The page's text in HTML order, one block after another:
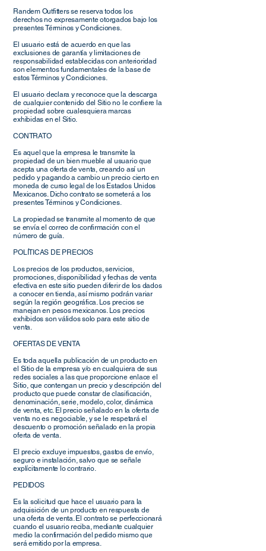
Randem Outfitters se reserva todos los
derechos no expresamente otorgados bajo los
presentes Términos y Condiciones.
El usuario está de acuerdo en que las
exclusiones de garantía y limitaciones de
responsabilidad establecidas con anterioridad
son elementos fundamentales de la base de
estos Términos y Condiciones.
El usuario declara y reconoce que la descarga
de cualquier contenido del Sitio no le confiere la
propiedad sobre cualesquiera marcas
exhibidas en el Sitio.
CONTRATO
Es aquel que la empresa le transmite la
propiedad de un bien mueble al usuario que
acepta una oferta de venta, creando así un
pedido y pagando a cambio un precio cierto en
moneda de curso legal de los Estados Unidos
Mexicanos. Dicho contrato se someterá a los
presentes Términos y Condiciones.
La propiedad se transmite al momento de que
se envía el correo de confirmación con el
número de guía.
POLÍTICAS DE PRECIOS
Los precios de los productos, servicios,
promociones, disponibilidad y fechas de venta
efectiva en este sitio pueden diferir de los dados
a conocer en tienda, así mismo podrán variar
según la región geográfica. Los precios se
manejan en pesos mexicanos. Los precios
exhibidos son válidos solo para este sitio de
venta.
OFERTAS DE VENTA
Es toda aquella publicación de un producto en
el Sitio de la empresa y/o en cualquiera de sus
redes sociales a las que proporcione enlace el
Sitio, que contengan un precio y descripción del
producto que puede constar de clasificación,
denominación, serie, modelo, color, dinámica
de venta, etc. El precio señalado en la oferta de
venta no es negociable, y se le respetará el
descuento o promoción señalado en la propia
oferta de venta.
El precio excluye impuestos, gastos de envío,
seguro e instalación, salvo que se señale
explícitamente lo contrario.
PEDIDOS
Es la solicitud que hace el usuario para la
adquisición de un producto en respuesta de
una oferta de venta. El contrato se perfeccionará
cuando el usuario reciba, mediante cualquier
medio la confirmación del pedido mismo que
será emitido por la empresa.